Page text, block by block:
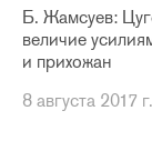
Б. Жамсуев:
величие
и прихожан
8 августа 2017 г.